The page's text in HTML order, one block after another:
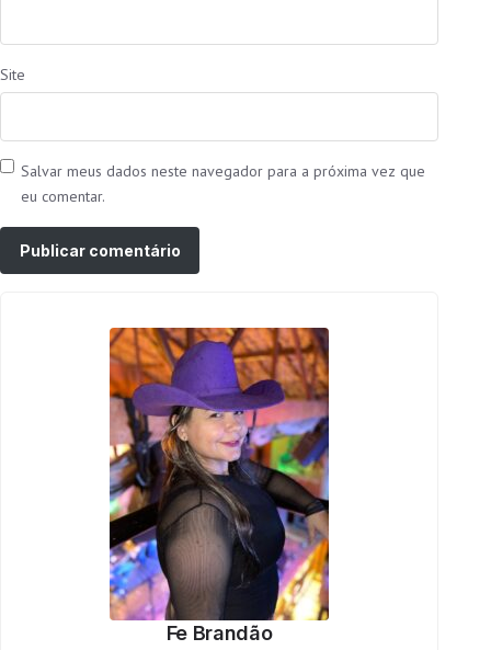
Site
Salvar meus dados neste navegador para a próxima vez que
eu comentar.
Fe Brandão